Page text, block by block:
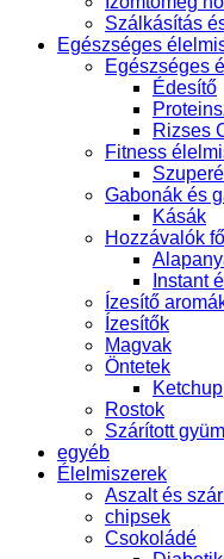
Szálkásítás
Egészséges
Egészséges
Édesítő
Rizses
Fitness
Gabonák és
Kásák
Hozzávalók
Instant
Ízesítő
Ízesítők
Magvak
Öntetek
Ketchup
Rostok
Szárított
egyéb
Élelmiszerek
Aszalt és
chipsek
Csokoládé